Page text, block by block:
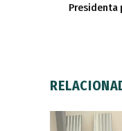
Presidenta